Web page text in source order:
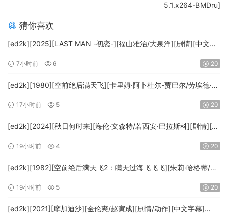
5.1.x264-BMDru]
猜你喜欢
[ed2k][2025][LAST MAN -初恋-][福山雅治/大泉洋][剧情][中文字
7小时前 6 20
[ed2k][1980][空前绝后满天飞][卡里姆·阿卜杜尔-贾巴尔/劳埃德·布
HD.MA5.1.x265.10bit-BeiTai]
17小时前 5 20
[ed2k][2024][秋日何时来][海伦·文森特/若西安·巴拉斯科][剧情][中
FRDS]
19小时前 4 20
[ed2k][1982][空前绝后满天飞2：瞒天过海飞飞飞][朱莉·哈格蒂/罗
[1080p.BluRay.x264.DTS-WiKi]
19小时前 5 20
[ed2k][2021][摩加迪沙][金伦奭/赵寅成][剧情/动作][中文字幕]